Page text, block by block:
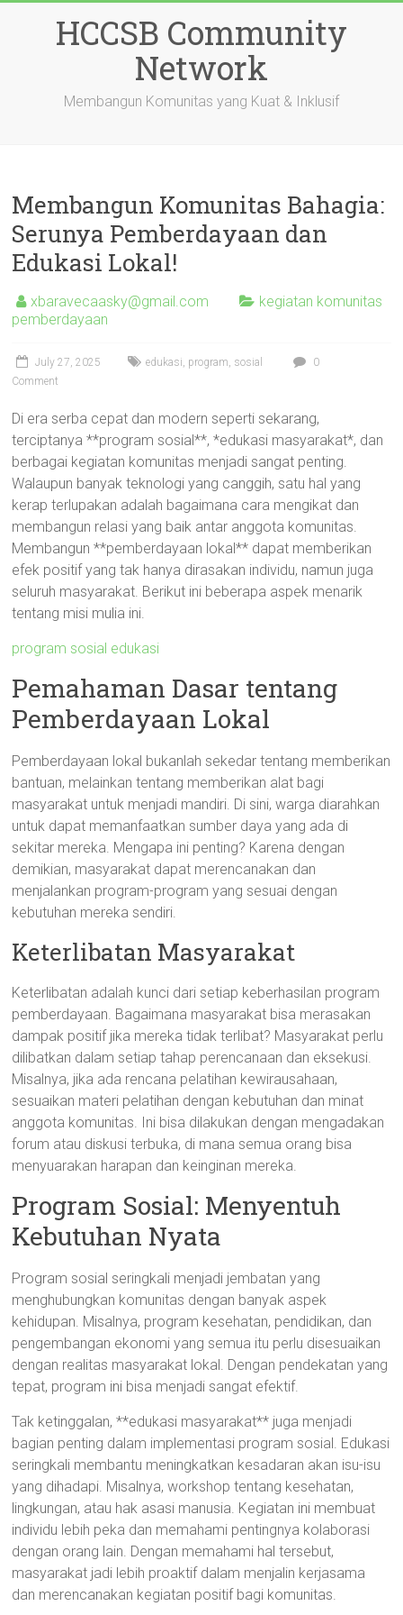
HCCSB Community
Network
Membangun Komunitas yang Kuat & Inklusif
Membangun Komunitas Bahagia:
Serunya Pemberdayaan dan
Edukasi Lokal!
xbaravecaasky@gmail.com
kegiatan komunitas
pemberdayaan
July 27, 2025 edukasi, program, sosial
0
Comment
Di era serba cepat dan modern seperti sekarang,
terciptanya **program sosial**, *edukasi masyarakat*, dan
berbagai kegiatan komunitas menjadi sangat penting.
Walaupun banyak teknologi yang canggih, satu hal yang
kerap terlupakan adalah bagaimana cara mengikat dan
membangun relasi yang baik antar anggota komunitas.
Membangun **pemberdayaan lokal** dapat memberikan
efek positif yang tak hanya dirasakan individu, namun juga
seluruh masyarakat. Berikut ini beberapa aspek menarik
tentang misi mulia ini.
program sosial edukasi
Pemahaman Dasar tentang
Pemberdayaan Lokal
Pemberdayaan lokal bukanlah sekedar tentang memberikan
bantuan, melainkan tentang memberikan alat bagi
masyarakat untuk menjadi mandiri. Di sini, warga diarahkan
untuk dapat memanfaatkan sumber daya yang ada di
sekitar mereka. Mengapa ini penting? Karena dengan
demikian, masyarakat dapat merencanakan dan
menjalankan program-program yang sesuai dengan
kebutuhan mereka sendiri.
Keterlibatan Masyarakat
Keterlibatan adalah kunci dari setiap keberhasilan program
pemberdayaan. Bagaimana masyarakat bisa merasakan
dampak positif jika mereka tidak terlibat? Masyarakat perlu
dilibatkan dalam setiap tahap perencanaan dan eksekusi.
Misalnya, jika ada rencana pelatihan kewirausahaan,
sesuaikan materi pelatihan dengan kebutuhan dan minat
anggota komunitas. Ini bisa dilakukan dengan mengadakan
forum atau diskusi terbuka, di mana semua orang bisa
menyuarakan harapan dan keinginan mereka.
Program Sosial: Menyentuh
Kebutuhan Nyata
Program sosial seringkali menjadi jembatan yang
menghubungkan komunitas dengan banyak aspek
kehidupan. Misalnya, program kesehatan, pendidikan, dan
pengembangan ekonomi yang semua itu perlu disesuaikan
dengan realitas masyarakat lokal. Dengan pendekatan yang
tepat, program ini bisa menjadi sangat efektif.
Tak ketinggalan, **edukasi masyarakat** juga menjadi
bagian penting dalam implementasi program sosial. Edukasi
seringkali membantu meningkatkan kesadaran akan isu-isu
yang dihadapi. Misalnya, workshop tentang kesehatan,
lingkungan, atau hak asasi manusia. Kegiatan ini membuat
individu lebih peka dan memahami pentingnya kolaborasi
dengan orang lain. Dengan memahami hal tersebut,
masyarakat jadi lebih proaktif dalam menjalin kerjasama
dan merencanakan kegiatan positif bagi komunitas.